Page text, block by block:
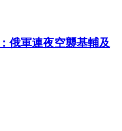
俄軍連夜空襲基輔及